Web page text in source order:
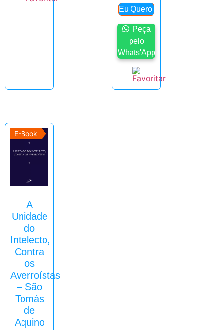
Eu Quero!
Peça
pelo
Whats'App
E-Book
A
Unidade
do
Intelecto,
Contra
os
Averroístas
– São
Tomás
de
Aquino